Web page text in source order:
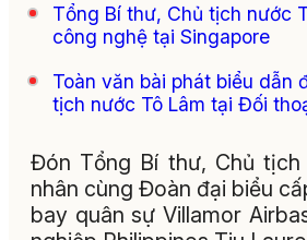
Tổng Bí thư, Chủ tịch nước
công nghệ tại Singapore
Toàn văn bài phát biểu dẫn
tịch nước Tô Lâm tại Đối
Đón Tổng Bí thư, Chủ
nhân cùng Đoàn đại biểu
bay quân sự Villamor